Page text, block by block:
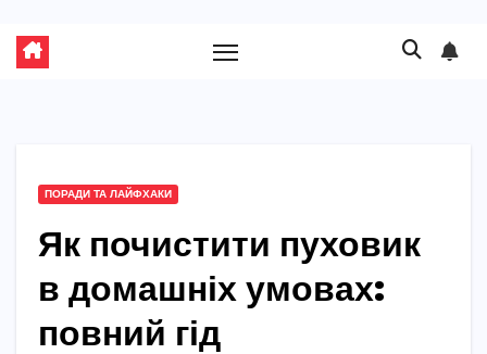
ПОРАДИ ТА ЛАЙФХАКИ
Як почистити пуховик
в домашніх умовах:
повний гід